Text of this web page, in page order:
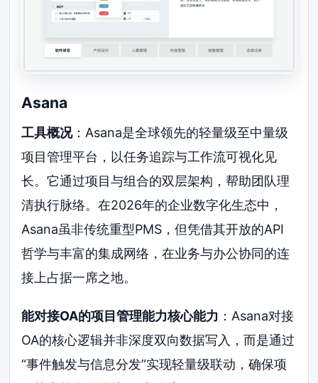
Asana
工具概况：Asana是全球领先的轻量级至中量级
项目管理平台，以任务追踪与工作流可视化见
长。它通过项目与组合的双层架构，帮助团队理
清执行脉络。在2026年的企业数字化生态中，
Asana虽非传统重型PMS，但凭借其开放的API
哲学与丰富的集成网络，在业务与办公协同的连
接上占据一席之地。
能对接OA的项目管理能力核心能力 ：Asana对接
OA的核心逻辑并非深度双向数据写入，而是通过
“事件触发与信息分发”实现轻量级联动，确保项